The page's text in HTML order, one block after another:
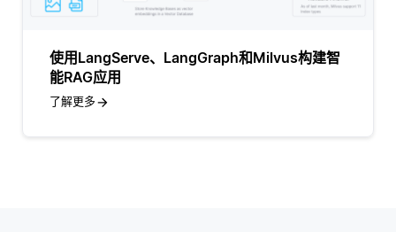
使用LangServe、LangGraph和Milvus构建智
能RAG应用
了解更多